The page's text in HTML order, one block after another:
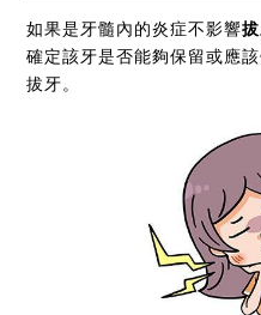
如果是牙髓內的炎症不影響
確定該牙是否能夠保留或應
拔牙。